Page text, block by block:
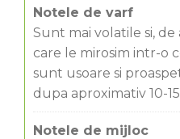
Notele de varf
Sunt mai volatile si,
care le mirosim intr-o
sunt usoare si
dupa aproximativ 10-
Notele de mijloc